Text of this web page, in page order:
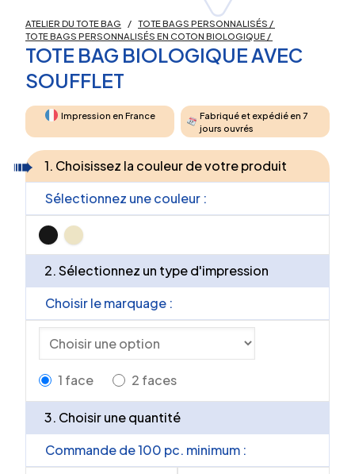
ATELIER DU TOTE BAG / TOTE BAGS PERSONNALISÉS /
TOTE BAGS PERSONNALISÉS EN COTON BIOLOGIQUE /
TOTE BAG BIOLOGIQUE AVEC
SOUFFLET
Impression en France
Fabriqué et expédié en 7
jours ouvrés
1. Choisissez la couleur de votre produit
Sélectionnez une couleur :
2. Sélectionnez un type d'impression
Choisir le marquage :
1 face 2 faces
3. Choisir une quantité
Commande de 100 pc. minimum :